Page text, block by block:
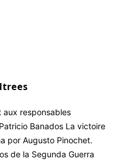
responsables
Banados La victoire
por Augusto Pinochet.
de la Segunda Guerra